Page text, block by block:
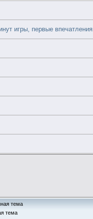
игры, первые впечатления.
тема
тема